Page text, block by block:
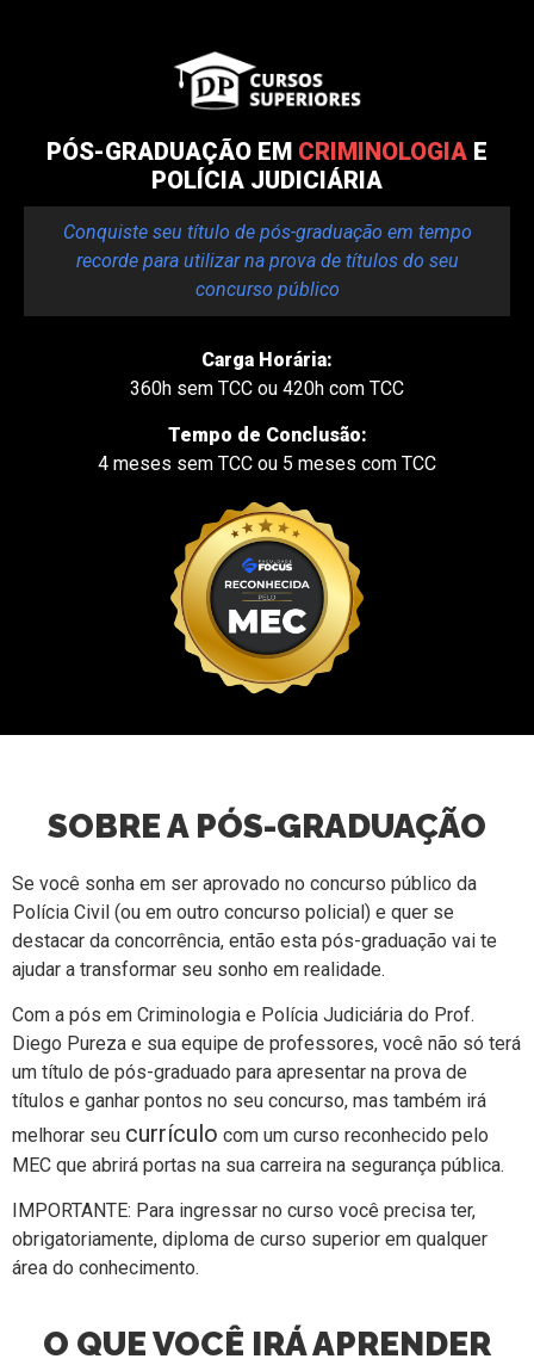
PÓS-GRADUAÇÃO EM CRIMINOLOGIA E
POLÍCIA JUDICIÁRIA
Conquiste seu título de pós-graduação em tempo
recorde para utilizar na prova de títulos do seu
concurso público
Carga Horária:
360h sem TCC ou 420h com TCC
Tempo de Conclusão:
4 meses sem TCC ou 5 meses com TCC​
SOBRE A PÓS-GRADUAÇÃO
Se você sonha em ser aprovado no concurso público da
Polícia Civil (ou em outro concurso policial) e quer se
destacar da concorrência, então esta pós-graduação vai te
ajudar a transformar seu sonho em realidade.
Com a pós em Criminologia e Polícia Judiciária do Prof.
Diego Pureza e sua equipe de professores, você não só terá
um título de pós-graduado para apresentar na prova de
títulos e ganhar pontos no seu concurso, mas também irá
melhorar seu currículo com um curso reconhecido pelo
MEC que abrirá portas na sua carreira na segurança pública.
IMPORTANTE: Para ingressar no curso você precisa ter,
obrigatoriamente, diploma de curso superior em qualquer
área do conhecimento.
O QUE VOCÊ IRÁ APRENDER